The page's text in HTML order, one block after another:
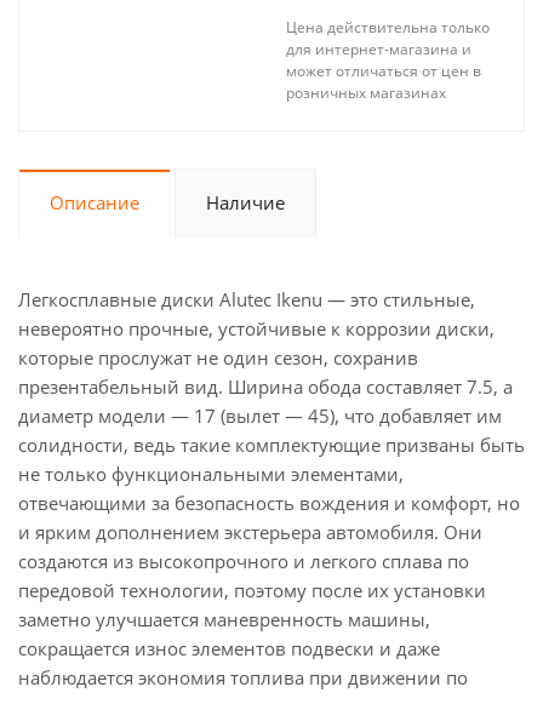
Цена действительна только
для интернет-магазина и
может отличаться от цен в
розничных магазинах
Описание Наличие
Легкосплавные диски Alutec Ikenu — это стильные,
невероятно прочные, устойчивые к коррозии диски,
которые прослужат не один сезон, сохранив
презентабельный вид. Ширина обода составляет 7.5, а
диаметр модели — 17 (вылет — 45), что добавляет им
солидности, ведь такие комплектующие призваны быть
не только функциональными элементами,
отвечающими за безопасность вождения и комфорт, но
и ярким дополнением экстерьера автомобиля. Они
создаются из высокопрочного и легкого сплава по
передовой технологии, поэтому после их установки
заметно улучшается маневренность машины,
сокращается износ элементов подвески и даже
наблюдается экономия топлива при движении по